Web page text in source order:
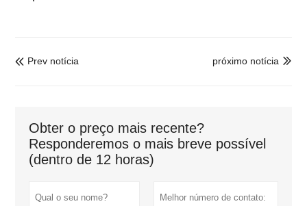
 Prev notícia 
próximo notícia
Obter o preço mais recente?
Responderemos o mais breve possível
(dentro de 12 horas)